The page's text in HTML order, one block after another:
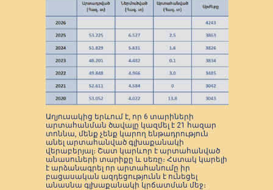
Աղյուսակից երևում է, որ 6 տարիների
արտահանման ծավալը կազմել է 21 հազար
տոննա, մենք չենք կարող ենթադրություն
անել արտահանված գլխաքանակի
վերաբերյալ։ Շատ կարևոր է արտահանված
անասուների տարիքը և սեռը։ Հստակ կարելի
է արձանագրել որ արտահանումը իր
բացասական ազդեցությունն է ունեցել
անասնա գլխաքանակի կրճատման մեջ։